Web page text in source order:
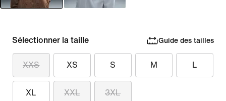
Sélectionner la taille Guide des tailles
XXS XS S M L
XL XXL 3XL